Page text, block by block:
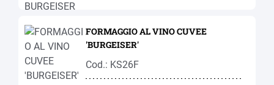
FORMAGGIO AL VINO CUVEE
'BURGEISER'
Cod.: KS26F